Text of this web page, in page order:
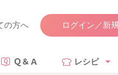
の方へ ログイン／新
Ｑ＆Ａ レシピ